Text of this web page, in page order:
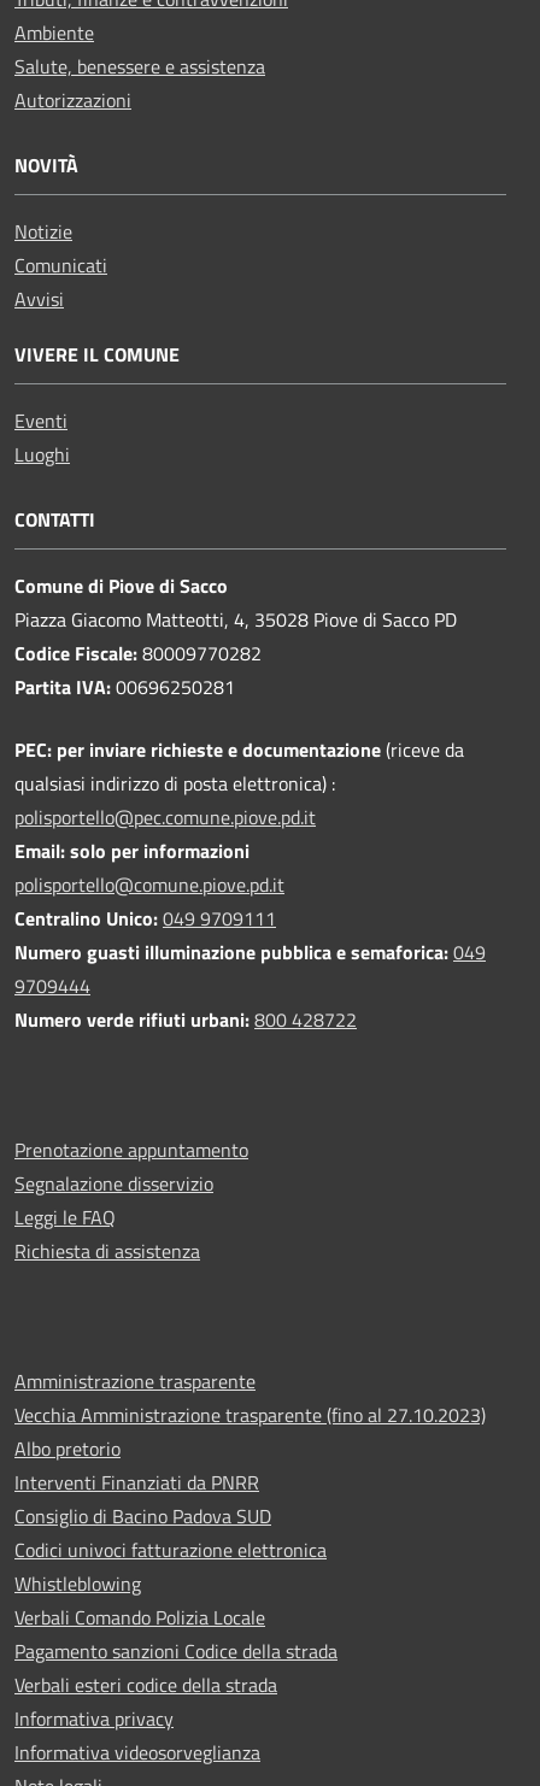
Ambiente
Salute, benessere e assistenza
Autorizzazioni
NOVITÀ
Notizie
Comunicati
Avvisi
VIVERE IL COMUNE
Eventi
Luoghi
CONTATTI
Comune di Piove di Sacco
Piazza Giacomo Matteotti, 4, 35028 Piove di Sacco PD
Codice Fiscale:80009770282
Partita IVA:00696250281
PEC: per inviare richieste e documentazione(riceve da
qualsiasi indirizzo di posta elettronica) :
polisportello@pec.comune.piove.pd.it
Email: solo per informazioni
polisportello@comune.piove.pd.it
Centralino Unico:049 9709111
Numero guasti illuminazione pubblica e semaforica:049
9709444
Numero verde rifiuti urbani:800 428722
Prenotazione appuntamento
Segnalazione disservizio
Leggi le FAQ
Richiesta di assistenza
Amministrazione trasparente
Vecchia Amministrazione trasparente (fino al 27.10.2023)
Albo pretorio
Interventi Finanziati da PNRR
Consiglio di Bacino Padova SUD
Codici univoci fatturazione elettronica
Whistleblowing
Verbali Comando Polizia Locale
Pagamento sanzioni Codice della strada
Verbali esteri codice della strada
Informativa privacy
Informativa videosorveglianza